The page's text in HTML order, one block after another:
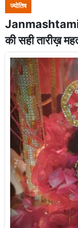
ज्योतिष
Janmashtami
की सही तारीख़